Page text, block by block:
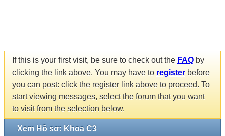
If this is your first visit, be sure to check out the FAQ by
clicking the link above. You may have to register before
you can post: click the register link above to proceed. To
start viewing messages, select the forum that you want
to visit from the selection below.
Xem Hồ sơ: Khoa C3